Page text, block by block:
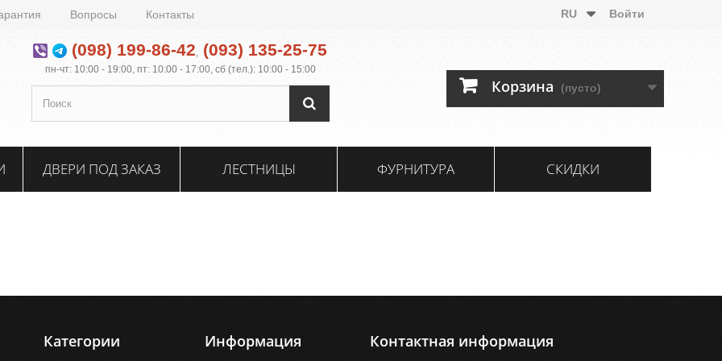
Вопросы Контакты Войти
RU
(098) 199-86-42, (093) 135-25-75
пн-чт: 10:00 - 19:00, пт: 10:00 - 17:00, сб (тел.): 10:00 - 15:00
Корзина (пусто)
ДВЕРИ ПОД ЗАКАЗ ЛЕСТНИЦЫ ФУРНИТУРА СКИДКИ
Категории Информация Контактная информация